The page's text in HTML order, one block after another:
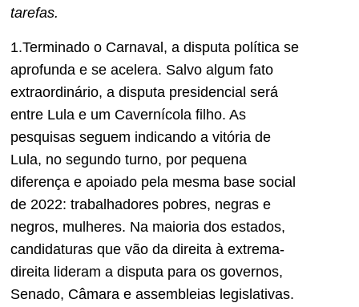
tarefas.
1.Terminado o Carnaval, a disputa política se
aprofunda e se acelera. Salvo algum fato
extraordinário, a disputa presidencial será
entre Lula e um Cavernícola filho. As
pesquisas seguem indicando a vitória de
Lula, no segundo turno, por pequena
diferença e apoiado pela mesma base social
de 2022: trabalhadores pobres, negras e
negros, mulheres. Na maioria dos estados,
candidaturas que vão da direita à extrema-
direita lideram a disputa para os governos,
Senado, Câmara e assembleias legislativas.